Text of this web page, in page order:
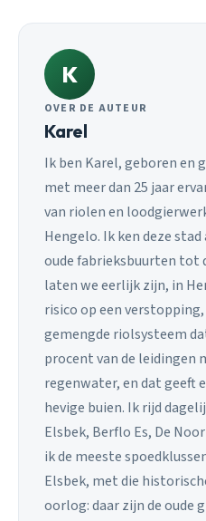
K
OVER DE AUTEUR
Karel
Ik ben Karel, geboren en
met meer dan 25 jaar
van riolen en
Hengelo. Ik ken deze
oude fabrieksbuurten tot
laten we eerlijk zijn, in
risico op een
gemengde riolsysteem
procent van de leidingen
regenwater, en dat geeft
hevige buien. Ik rijd
Elsbek, Berflo Es, De
ik de meeste
Elsbek, met die
oorlog: daar zijn de oude